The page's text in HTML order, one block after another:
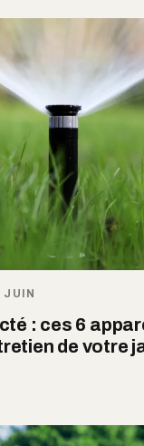
JUIN
: ces 6
de votre